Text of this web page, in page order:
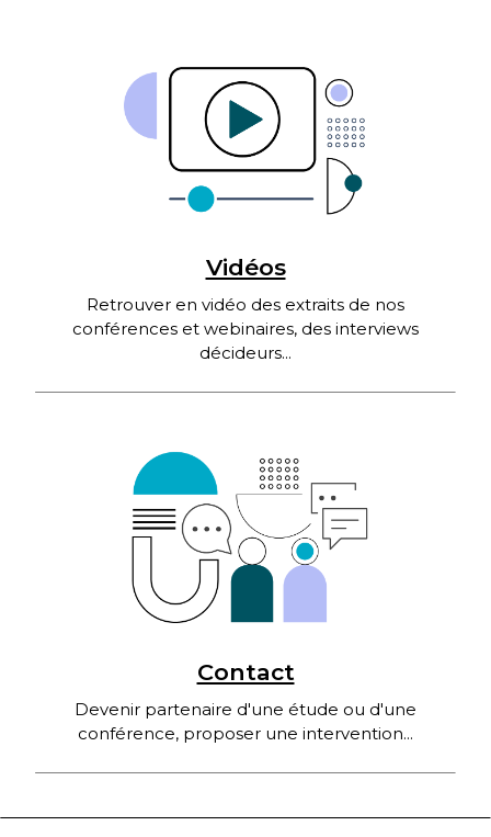
Vidéos
Retrouver en vidéo des extraits de nos
conférences et webinaires, des interviews
décideurs...
Contact
Devenir partenaire d'une étude ou d'une
conférence, proposer une intervention...